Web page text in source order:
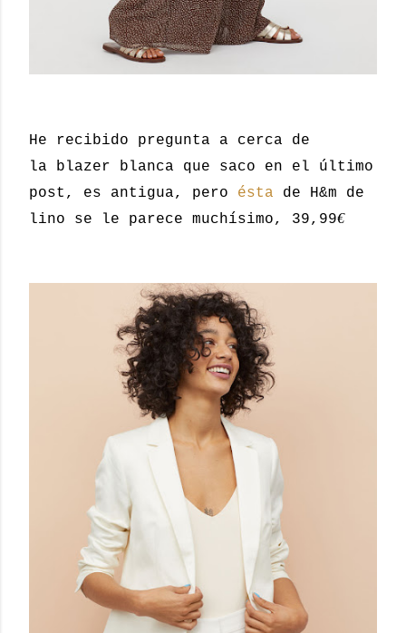
He recibido pregunta a cerca de
la blazer blanca que saco en el último
post, es antigua, pero ésta de H&m de
lino se le parece muchísimo, 39,99€